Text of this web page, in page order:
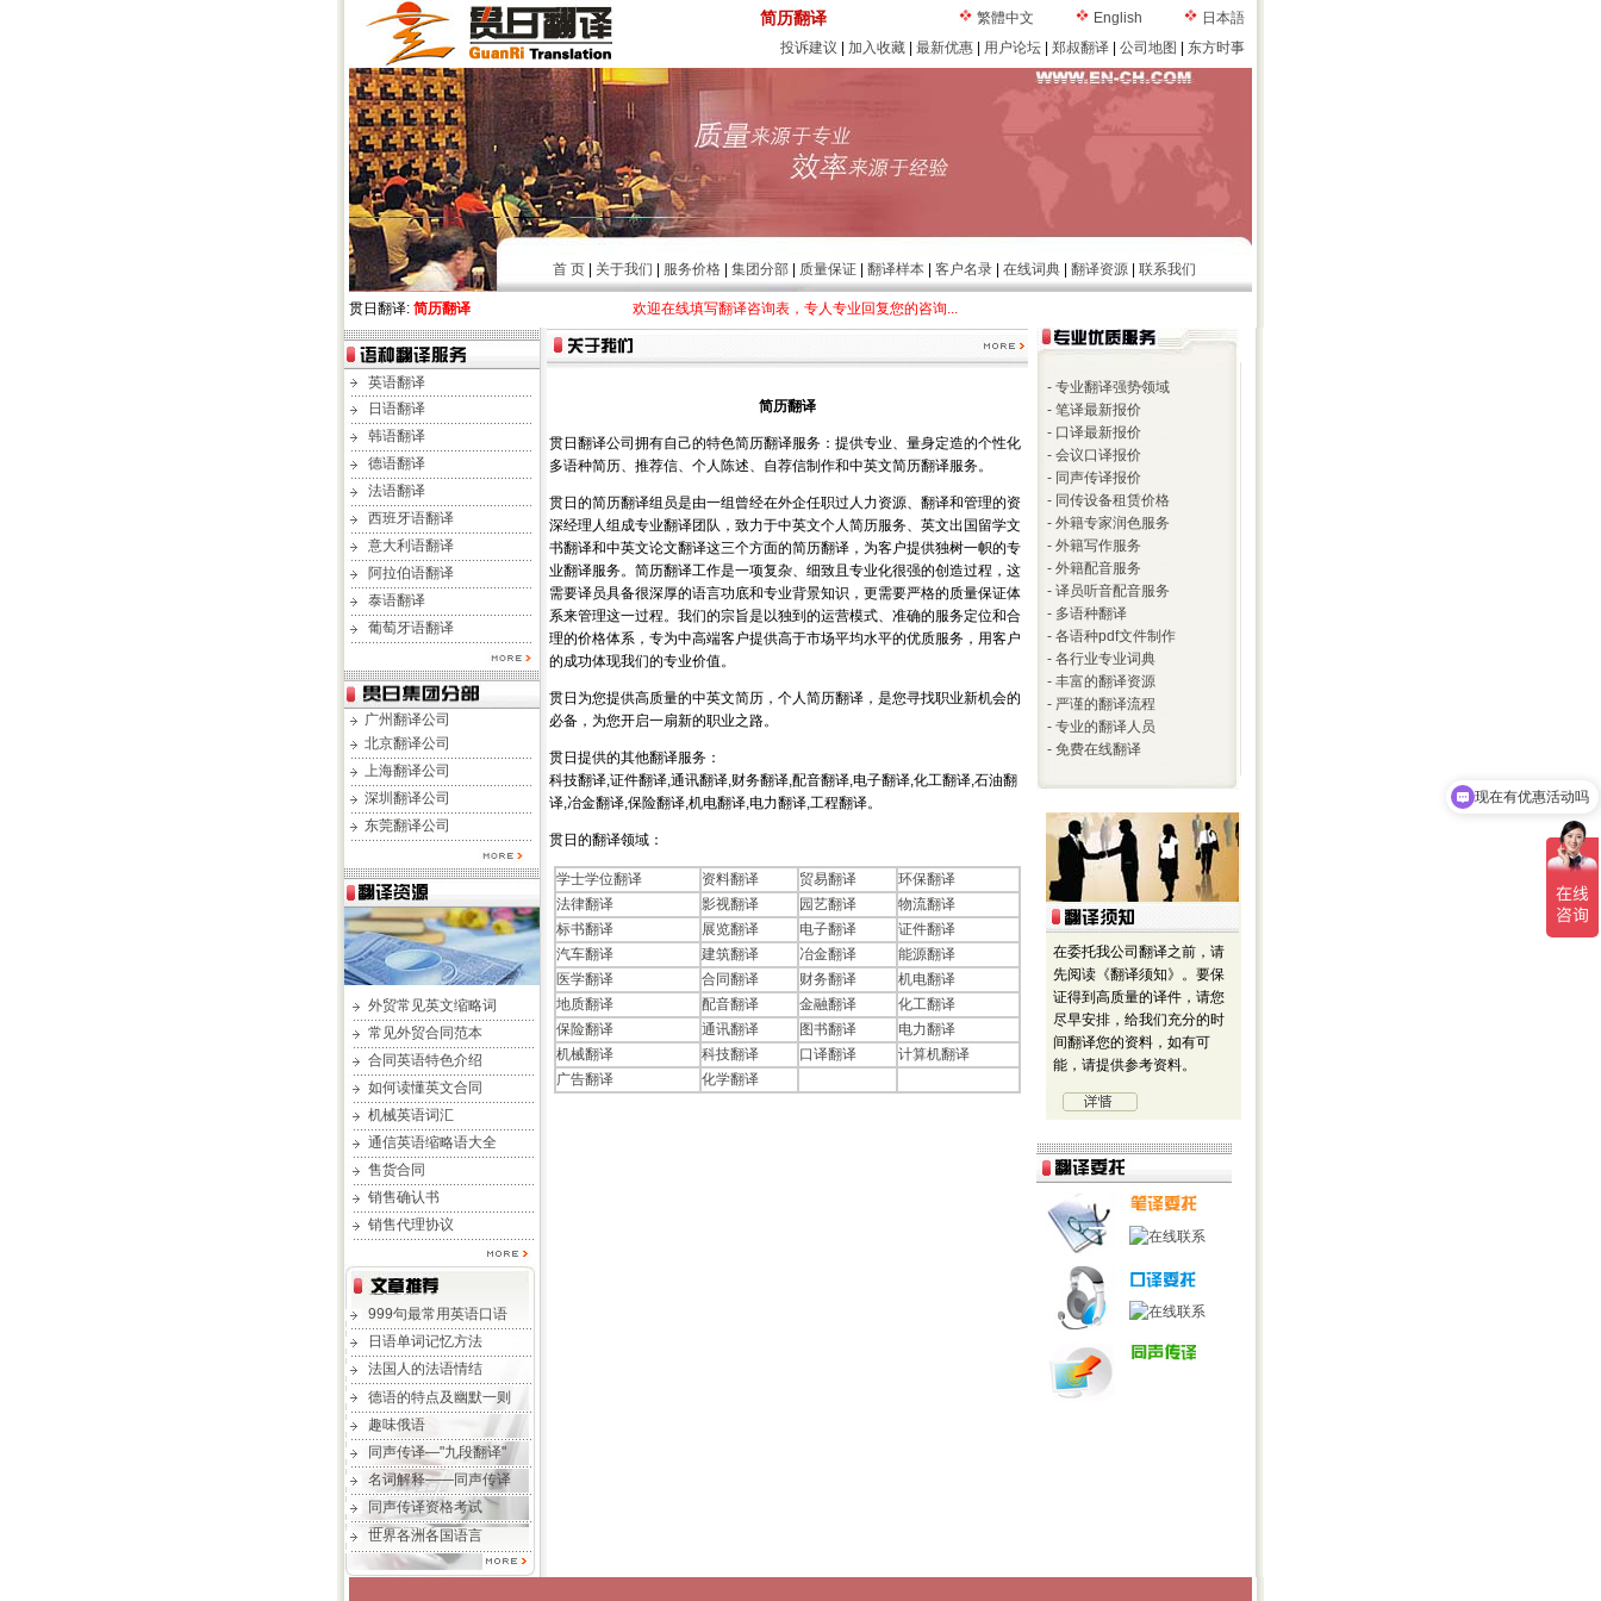
简历翻译 繁體中文 English
日本語
投诉建议
加入收藏 最新优惠 用户论坛 郑叔翻译 公司地图 东方时事
首 页| 关于我们 服务价格| 集团分部| 质量保证| 翻译样本| 客户名录| 在线词典| 翻译资源| 联系我们
贯日翻译: 简历翻译 欢迎在线填写翻译咨询表，专人专业回复您的咨询...
英语翻译
日语翻译
韩语翻译
德语翻译
法语翻译
西班牙语翻译
意大利语翻译
阿拉伯语翻译
泰语翻译
葡萄牙语翻译
广州翻译公司
北京翻译公司
上海翻译公司
深圳翻译公司
东莞翻译公司
外贸常见英文缩略词
常见外贸合同范本
合同英语特色介绍
如何读懂英文合同
机械英语词汇
通信英语缩略语大全
售货合同
销售确认书
销售代理协议
999句最常用英语口语
日语单词记忆方法
法国人的法语情结
德语的特点及幽默一则
趣味俄语
同声传译—"九段翻译"
名词解释——同声传译
同声传译资格考试
世界各洲各国语言
简历翻译
贯日翻译公司拥有自己的特色简历翻译服务：提供专业、量身定造的个性化
多语种简历、推荐信、个人陈述、自荐信制作和中英文简历翻译服务。
贯日的简历翻译组员是由一组曾经在外企任职过人力资源、翻译和管理的资
深经理人组成专业翻译团队，致力于中英文个人简历服务、英文出国留学文
书翻译和中英文论文翻译这三个方面的简历翻译，为客户提供独树一帜的专
业翻译服务。简历翻译工作是一项复杂、细致且专业化很强的创造过程，这
需要译员具备很深厚的语言功底和专业背景知识，更需要严格的质量保证体
系来管理这一过程。我们的宗旨是以独到的运营模式、准确的服务定位和合
理的价格体系，专为中高端客户提供高于市场平均水平的优质服务，用客户
的成功体现我们的专业价值。
贯日为您提供高质量的中英文简历，个人简历翻译，是您寻找职业新机会的
必备，为您开启一扇新的职业之路。
贯日提供的其他翻译服务：
科技翻译,证件翻译,通讯翻译,财务翻译,配音翻译,电子翻译,化工翻译,石油翻
译,冶金翻译,保险翻译,机电翻译,电力翻译,工程翻译。
贯日的翻译领域：
学士学位翻译 资料翻译 贸易翻译
环保翻译
法律翻译
影视翻译 园艺翻译
物流翻译
标书翻译
展览翻译 电子翻译
证件翻译
汽车翻译
建筑翻译 冶金翻译
能源翻译
医学翻译
合同翻译 财务翻译
机电翻译
地质翻译
配音翻译 金融翻译
化工翻译
保险翻译
通讯翻译 图书翻译
电力翻译
机械翻译
科技翻译 口译翻译
计算机翻译
广告翻译
化学翻译
- 专业翻译强势领域
- 笔译最新报价
- 口译最新报价
- 会议口译报价
- 同声传译报价
- 同传设备租赁价格
- 外籍专家润色服务
- 外籍写作服务
- 外籍配音服务
- 译员听音配音服务
- 多语种翻译
- 各语种pdf文件制作
- 各行业专业词典
- 丰富的翻译资源
- 严谨的翻译流程
- 专业的翻译人员
- 免费在线翻译
在委托我公司翻译之前，请
先阅读《翻译须知》。要保
证得到高质量的译件，请您
尽早安排，给我们充分的时
间翻译您的资料，如有可
能，请提供参考资料。
现在有优惠活动吗